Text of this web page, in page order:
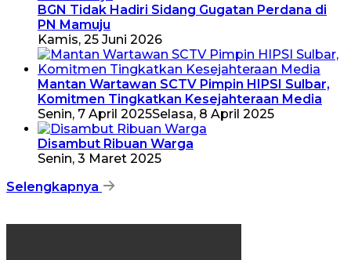
BGN Tidak Hadiri Sidang Gugatan Perdana di
PN Mamuju
Kamis, 25 Juni 2026
Mantan Wartawan SCTV Pimpin HIPSI Sulbar,
Komitmen Tingkatkan Kesejahteraan Media
Senin, 7 April 2025Selasa, 8 April 2025
Disambut Ribuan Warga
Senin, 3 Maret 2025
Selengkapnya